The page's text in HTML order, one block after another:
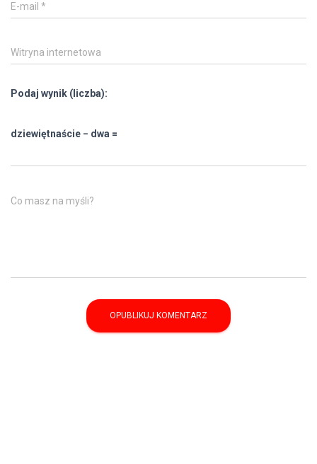
E-mail *
Witryna internetowa
Podaj wynik (liczba):
dziewiętnaście − dwa =
Co masz na myśli?